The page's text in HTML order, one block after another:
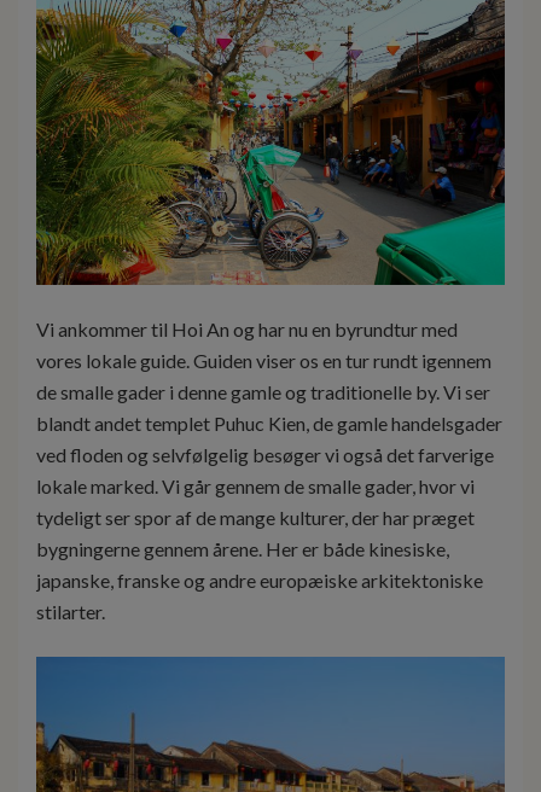
Vi ankommer til Hoi An og har nu en byrundtur med
vores lokale guide. Guiden viser os en tur rundt igennem
de smalle gader i denne gamle og traditionelle by. Vi ser
blandt andet templet Puhuc Kien, de gamle handelsgader
ved floden og selvfølgelig besøger vi også det farverige
lokale marked. Vi går gennem de smalle gader, hvor vi
tydeligt ser spor af de mange kulturer, der har præget
bygningerne gennem årene. Her er både kinesiske,
japanske, franske og andre europæiske arkitektoniske
stilarter.